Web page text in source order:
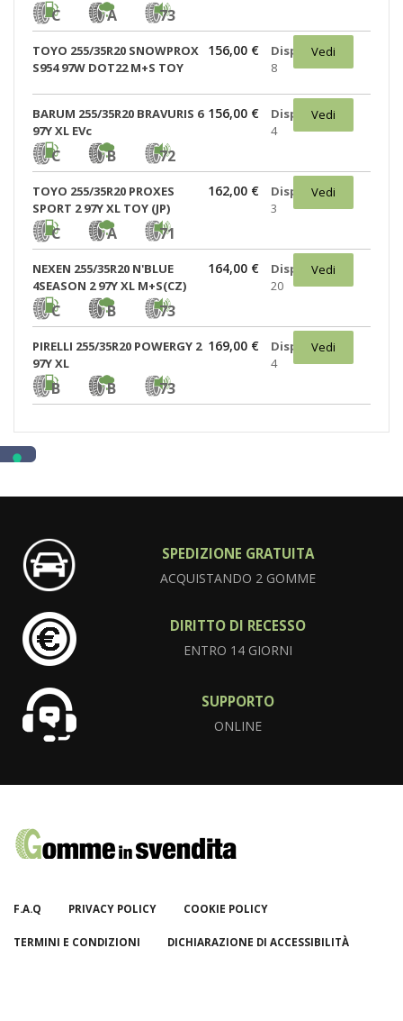
C A 73
TOYO 255/35R20 SNOWPROX
S954 97W DOT22 M+S TOY
156,00 €
Disponibili:
8
Vedi
BARUM 255/35R20 BRAVURIS 6
97Y XL EVc
C B 72
156,00 €
Disponibili:
4
Vedi
TOYO 255/35R20 PROXES
SPORT 2 97Y XL TOY (JP)
C A 71
162,00 €
Disponibili:
3
Vedi
NEXEN 255/35R20 N'BLUE
4SEASON 2 97Y XL M+S(CZ)
C B 73
164,00 €
Disponibili:
20
Vedi
PIRELLI 255/35R20 POWERGY 2
97Y XL
B B 73
169,00 €
Disponibili:
4
Vedi
SPEDIZIONE GRATUITA
ACQUISTANDO 2 GOMME
DIRITTO DI RECESSO
ENTRO 14 GIORNI
SUPPORTO
ONLINE
F.A.Q PRIVACY POLICY COOKIE POLICY
TERMINI E CONDIZIONI DICHIARAZIONE DI ACCESSIBILITÀ